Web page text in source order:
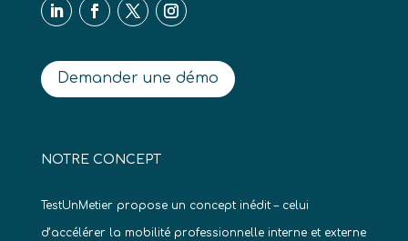
Demander une démo
NOTRE CONCEPT
TestUnMetier propose un concept inédit – celui
d’accélérer la mobilité professionnelle interne et externe